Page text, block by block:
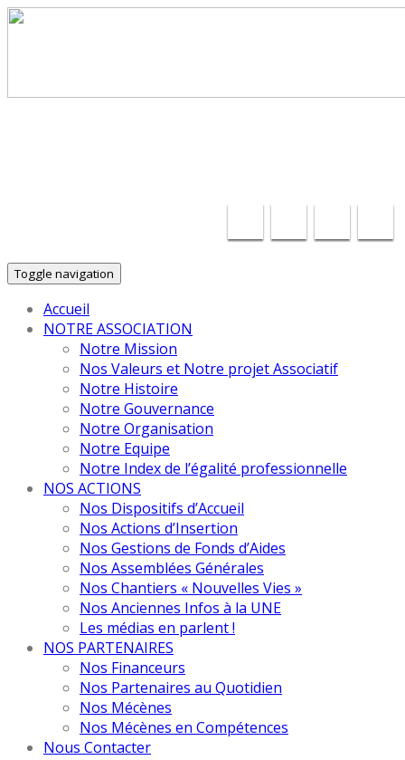
Toggle navigation
Accueil
NOTRE ASSOCIATION
Notre Mission
Nos Valeurs et Notre projet Associatif
Notre Histoire
Notre Gouvernance
Notre Organisation
Notre Equipe
Notre Index de l’égalité professionnelle
NOS ACTIONS
Nos Dispositifs d’Accueil
Nos Actions d’Insertion
Nos Gestions de Fonds d’Aides
Nos Assemblées Générales
Nos Chantiers « Nouvelles Vies »
Nos Anciennes Infos à la UNE
Les médias en parlent !
NOS PARTENAIRES
Nos Financeurs
Nos Partenaires au Quotidien
Nos Mécènes
Nos Mécènes en Compétences
Nous Contacter